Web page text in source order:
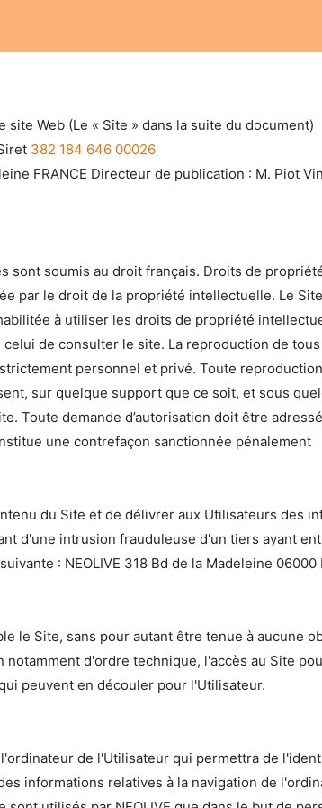
Web (Le « Site » dans la suite du document)
382 184 646 00026
FRANCE Directeur de publication : M. Piot
sont soumis au droit français. Droits de
par le droit de la propriété intellectuelle. Le
à utiliser les droits de propriété
de consulter le site. La reproduction de
personnel et privé. Toute
sur quelque support que ce soit, et sous
Toute demande d’autorisation doit être
une contrefaçon sanctionnée pénalement
du Site et de délivrer aux Utilisateurs des
d'une intrusion frauduleuse d'un tiers ayant
: NEOLIVE 318 Bd de la Madeleine 06000
le Site, sans pour autant être tenue à aucune
d'ordre technique, l'accès au Site
peuvent en découler pour l'Utilisateur.
l'ordinateur de l'Utilisateur qui permettra de
informations relatives à la navigation de